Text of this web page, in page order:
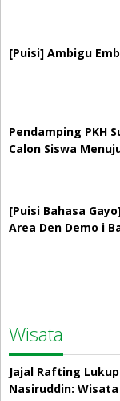
[Puisi] Ambigu
Pendamping PKH
Calon Siswa
[Puisi Bahasa
Area Den Demo i
Wisata
Jajal Rafting
Nasiruddin: